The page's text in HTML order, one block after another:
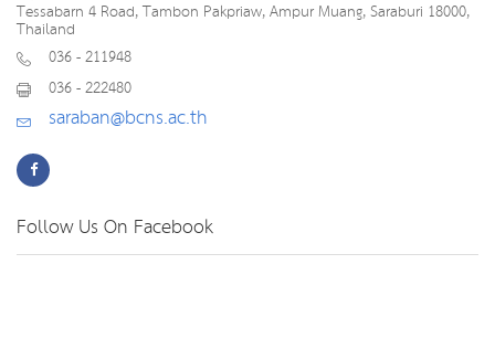
Tessabarn 4 Road, Tambon Pakpriaw, Ampur Muang, Saraburi 18000,
Thailand
036 - 211948
036 - 222480
saraban@bcns.ac.th
Follow Us On Facebook